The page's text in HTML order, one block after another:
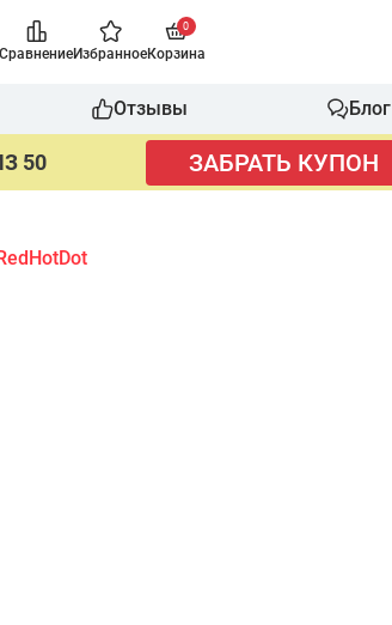
СравнениеИзбранное
0
Корзина
Отзывы Блог
50 ЗАБРАТЬ КУПОН